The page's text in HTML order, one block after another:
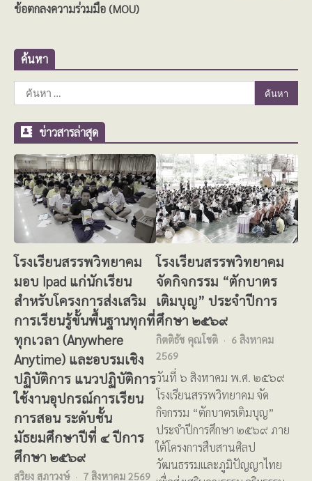
ข้อตกลงความร่วมมือ (MOU)
ค้นหา
ค้นหา
สำหรับ:
ข่าวสารล่าสุด
โรงเรียนสรรพวิทยาคม
มอบ Ipad แก่นักเรียน
สำหรับโครงการส่งเสริม
การเรียนรู้ขั้นพื้นฐานทุกที่
ทุกเวลา (Anywhere
Anytime) และอบรมเชิง
ปฏิบัติการ แนวปฏิบัติการ
ใช้งานอุปกรณ์การเรียน
การสอน ระดับชั้น
มัธยมศึกษาปีที่ ๔ ปีการ
ศึกษา ๒๕๖๙
สุริยง สุภาวงษ์ 7 สิงหาคม 2569
โรงเรียนสรรพวิทยาคม
จัดกิจกรรม “ตักบาตร
เติมบุญ” ประจำปีการ
ศึกษา ๒๕๖๙
กิตติธัช คุณโชติ
6 สิงหาคม
2569
วันที่ ๖ สิงหาคม พ.ศ. ๒๕๖๙
โรงเรียนสรรพวิทยาคม จัด
กิจกรรม “ตักบาตรเติมบุญ”
ประจำปีการศึกษา ๒๕๖๙ ภาย
ใต้โครงการสืบสานศิลป
วัฒนธรรมและภูมิปัญญาไทย